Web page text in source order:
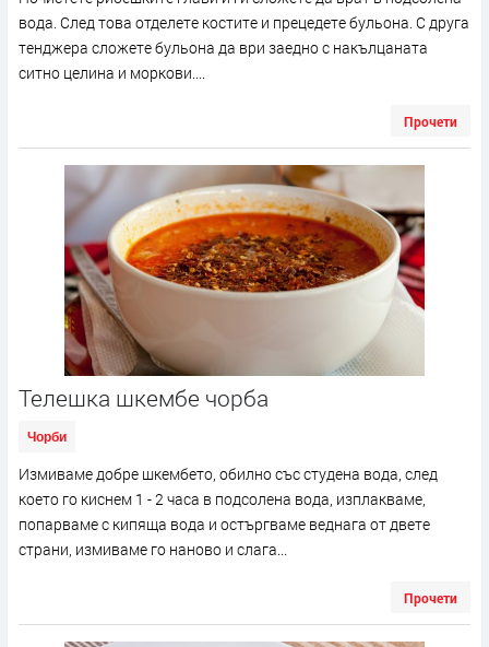
вода. След това отделете костите и прецедете бульона. С друга
тенджера сложете бульона да ври заедно с накълцаната
ситно целина и моркови....
Прочети
Телешка шкембе чорба
Чорби
Измиваме добре шкембето, обилно със студена вода, след
което го киснем 1 - 2 часа в подсолена вода, изплакваме,
попарваме с кипяща вода и остъргваме веднага от двете
страни, измиваме го наново и слага...
Прочети